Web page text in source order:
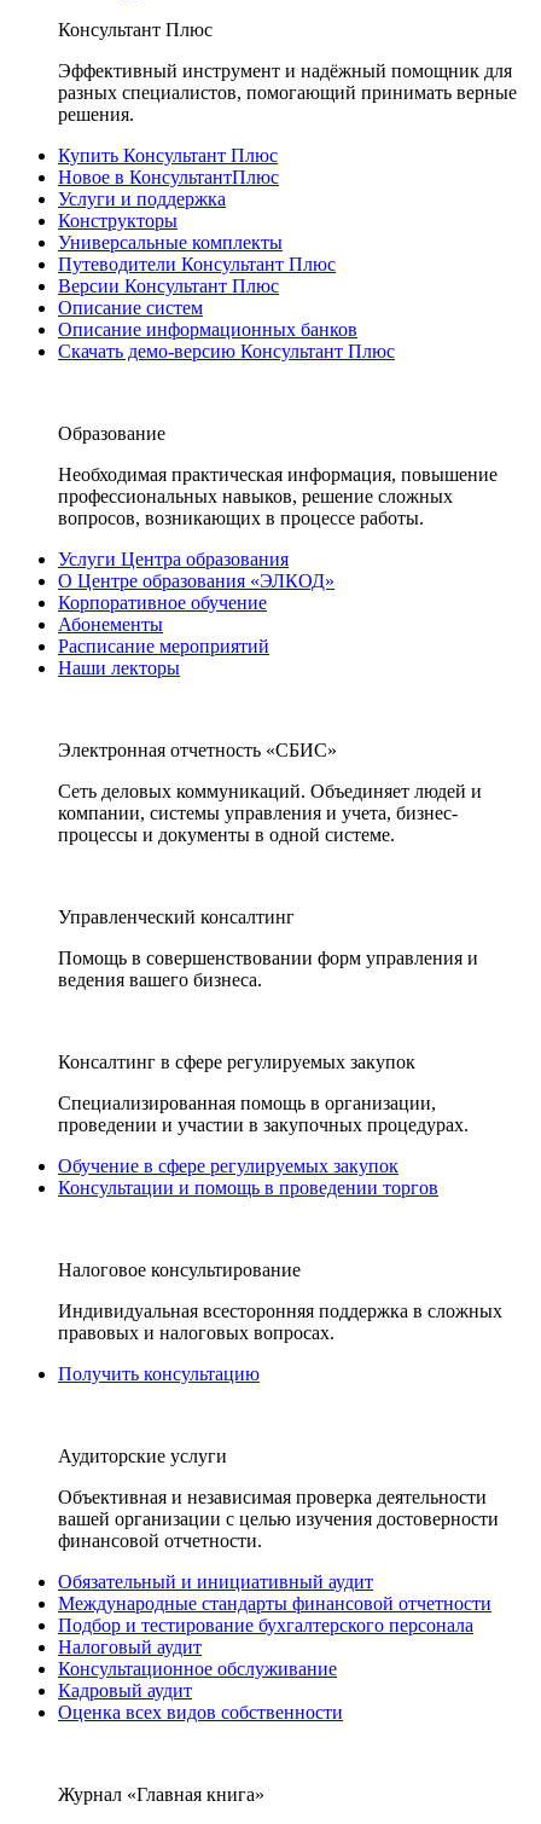
Консультант Плюс
Эффективный инструмент и надёжный помощник для
разных специалистов, помогающий принимать верные
решения.
Купить Консультант Плюс
Новое в КонсультантПлюс
Услуги и поддержка
Конструкторы
Универсальные комплекты
Путеводители Консультант Плюс
Версии Консультант Плюс
Описание систем
Описание информационных банков
Скачать демо-версию Консультант Плюс
Образование
Необходимая практическая информация, повышение
профессиональных навыков, решение сложных
вопросов, возникающих в процессе работы.
Услуги Центра образования
О Центре образования «ЭЛКОД»
Корпоративное обучение
Абонементы
Расписание мероприятий
Наши лекторы
Электронная отчетность «СБИС»
Сеть деловых коммуникаций. Объединяет людей и
компании, системы управления и учета, бизнес-
процессы и документы в одной системе.
Управленческий консалтинг
Помощь в совершенствовании форм управления и
ведения вашего бизнеса.
Консалтинг в сфере регулируемых закупок
Специализированная помощь в организации,
проведении и участии в закупочных процедурах.
Обучение в сфере регулируемых закупок
Консультации и помощь в проведении торгов
Налоговое консультирование
Индивидуальная всесторонняя поддержка в сложных
правовых и налоговых вопросах.
Получить консультацию
Аудиторские услуги
Объективная и независимая проверка деятельности
вашей организации с целью изучения достоверности
финансовой отчетности.
Обязательный и инициативный аудит
Международные стандарты финансовой отчетности
Подбор и тестирование бухгалтерского персонала
Налоговый аудит
Консультационное обслуживание
Кадровый аудит
Оценка всех видов собственности
Журнал «Главная книга»